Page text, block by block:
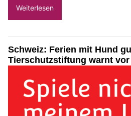
Weiterlesen
Schweiz: Ferien mit Hund
Tierschutzstiftung warnt